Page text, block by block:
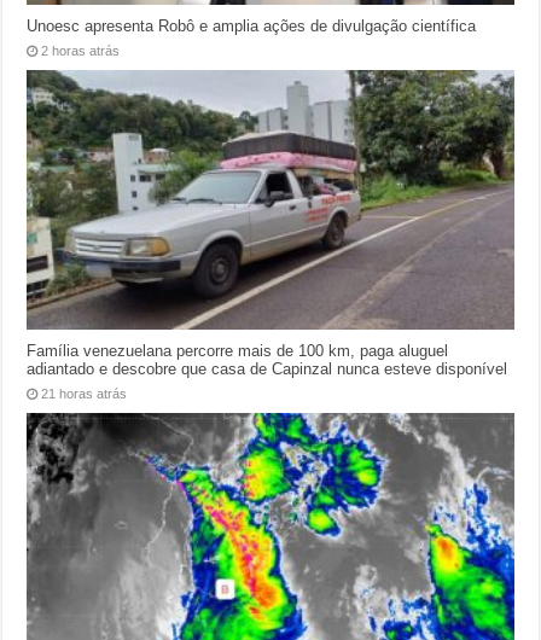
Unoesc apresenta Robô e amplia ações de divulgação científica
2 horas atrás
Família venezuelana percorre mais de 100 km, paga aluguel
adiantado e descobre que casa de Capinzal nunca esteve disponível
21 horas atrás